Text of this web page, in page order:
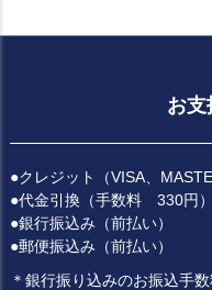
お支
●クレジット（VISA、
●代金引換（手数料 330円）
●銀行振込み（前払い）
●郵便振込み（前払い）
＊銀行振り込みのお振込手